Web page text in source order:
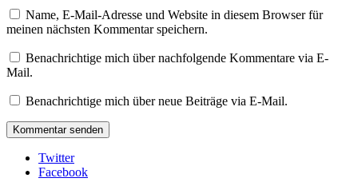
Name, E-Mail-Adresse und Website in diesem Browser für
meinen nächsten Kommentar speichern.
Benachrichtige mich über nachfolgende Kommentare via E-
Mail.
Benachrichtige mich über neue Beiträge via E-Mail.
Twitter
Facebook